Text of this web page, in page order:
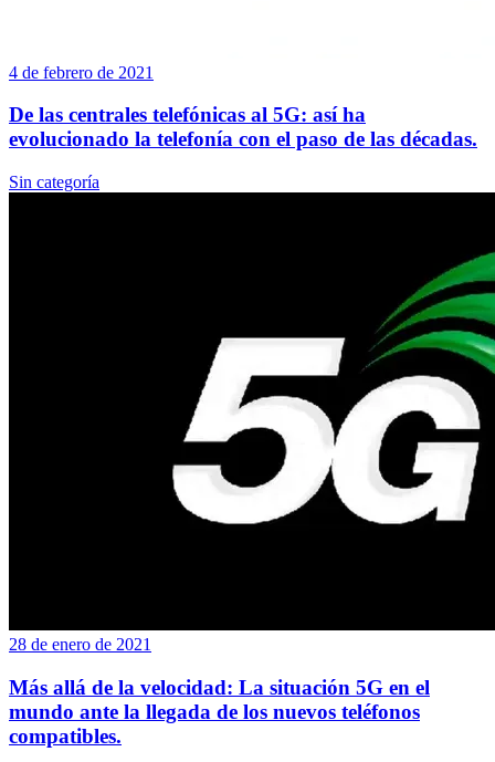
4 de febrero de 2021
De las centrales telefónicas al 5G: así ha
evolucionado la telefonía con el paso de las décadas.
Sin categoría
28 de enero de 2021
Más allá de la velocidad: La situación 5G en el
mundo ante la llegada de los nuevos teléfonos
compatibles.